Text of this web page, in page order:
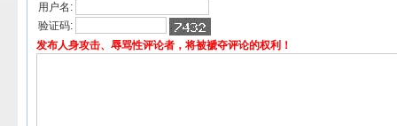
用户名:
验证码:
发布人身攻击、辱骂性评论者，将被褫夺评论的权利！